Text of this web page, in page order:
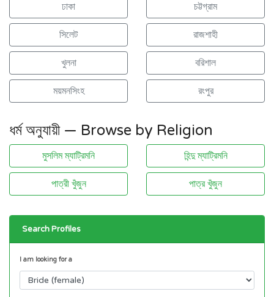
ঢাকা চট্টগ্রাম
সিলেট রাজশাহী
খুলনা বরিশাল
ময়মনসিংহ রংপুর
ধর্ম অনুযায়ী — Browse by Religion
মুসলিম ম্যাট্রিমনি হিন্দু ম্যাট্রিমনি
পাত্রী খুঁজুন পাত্র খুঁজুন
Search Profiles
I am looking for a